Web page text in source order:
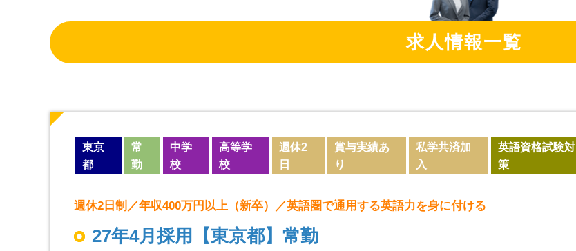
求人情報一覧
東京
都
常
勤
中学
校
高等学
校
週休2
日
賞与実績あ
り
私学共済加
入
英語資格試験対
策
週休2日制／年収400万円以上（新卒）／英語圏で通用する英語力を身に付ける
27年4月採用【東京都】常勤